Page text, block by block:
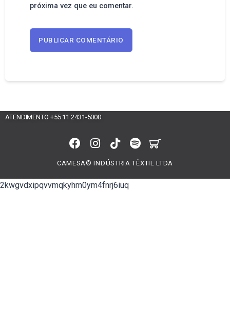
próxima vez que eu comentar.
ATENDIMENTO +55 11 2431-5000
CAMESA® INDÚSTRIA TÊXTIL LTDA
2kwgvdxipqvvmqkyhm0ym4fnrj6iuq